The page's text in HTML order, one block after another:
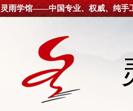
灵雨学馆——中国专业、权威、纯手